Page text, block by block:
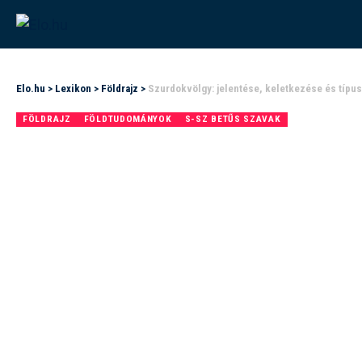
Elo.hu > Lexikon > Földrajz > Szurdokvölgy: jelentése, keletkezése és
FÖLDRAJZ FÖLDTUDOMÁNYOK S-SZ BETŰS SZAVAK